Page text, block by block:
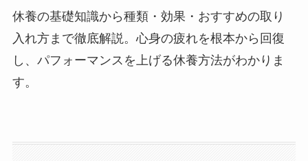
休養の基礎知識から種類・効果・おすすめの取り
入れ方まで徹底解説。心身の疲れを根本から回復
し、パフォーマンスを上げる休養方法がわかりま
す。